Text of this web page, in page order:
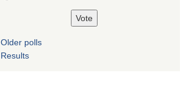
Older polls
Results